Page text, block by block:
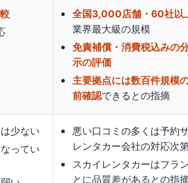
全国3,000店舗・60社以
業界最大級の規模
免責補償・消費税込みの
示の評価
主要拠点には数百件規模
前確認できる との指摘
少ない
ってい
悪い口コミの多くは予約
レンタカー会社の対応次
スカイレンタカーはフラ
とに品質差があるとの指